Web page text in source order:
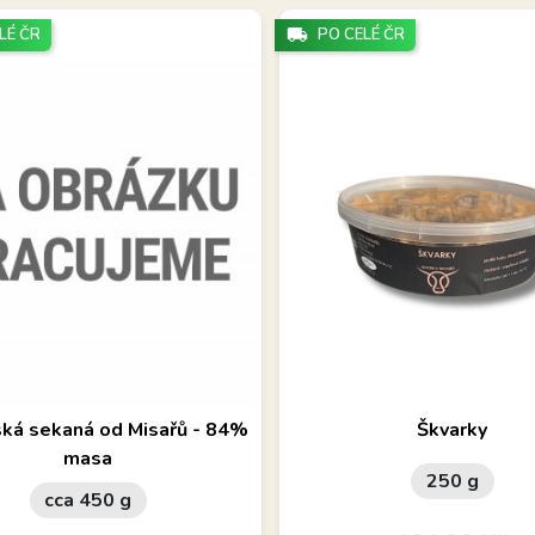
klasická sekaná. 84%
sekaná od Misařů - 84%
masa
cca 450 g
ČR
Škvarky z rodinného Statku u
Škvarky
250 g
local_shipping PO CELÉ ČR